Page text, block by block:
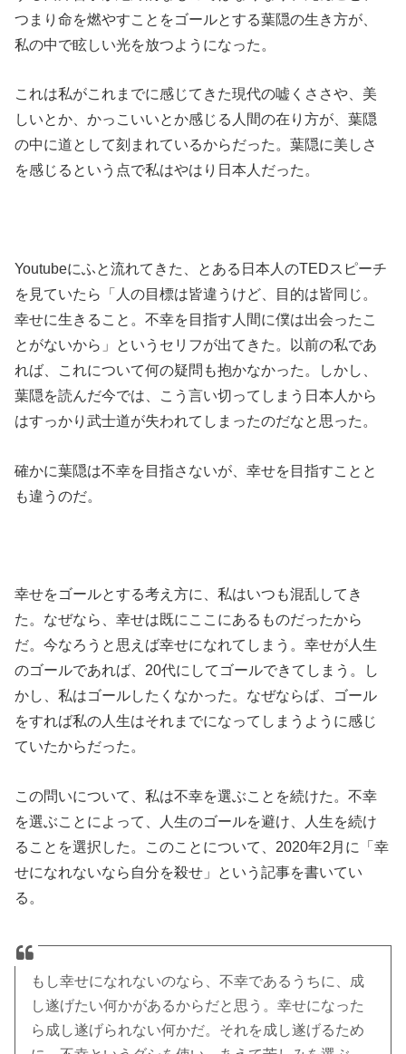
つまり命を燃やすことをゴールとする葉隠の生き方が、
私の中で眩しい光を放つようになった。
これは私がこれまでに感じてきた現代の嘘くささや、美
しいとか、かっこいいとか感じる人間の在り方が、葉隠
の中に道として刻まれているからだった。葉隠に美しさ
を感じるという点で私はやはり日本人だった。
Youtubeにふと流れてきた、とある日本人のTEDスピーチ
を見ていたら「人の目標は皆違うけど、目的は皆同じ。
幸せに生きること。不幸を目指す人間に僕は出会ったこ
とがないから」というセリフが出てきた。以前の私であ
れば、これについて何の疑問も抱かなかった。しかし、
葉隠を読んだ今では、こう言い切ってしまう日本人から
はすっかり武士道が失われてしまったのだなと思った。
確かに葉隠は不幸を目指さないが、幸せを目指すことと
も違うのだ。
幸せをゴールとする考え方に、私はいつも混乱してき
た。なぜなら、幸せは既にここにあるものだったから
だ。今なろうと思えば幸せになれてしまう。幸せが人生
のゴールであれば、20代にしてゴールできてしまう。し
かし、私はゴールしたくなかった。なぜならば、ゴール
をすれば私の人生はそれまでになってしまうように感じ
ていたからだった。
この問いについて、私は不幸を選ぶことを続けた。不幸
を選ぶことによって、人生のゴールを避け、人生を続け
ることを選択した。このことについて、2020年2月に「幸
せになれないなら自分を殺せ」という記事を書いてい
る。
もし幸せになれないのなら、不幸であるうちに、成
し遂げたい何かがあるからだと思う。幸せになった
ら成し遂げられない何かだ。それを成し遂げるため